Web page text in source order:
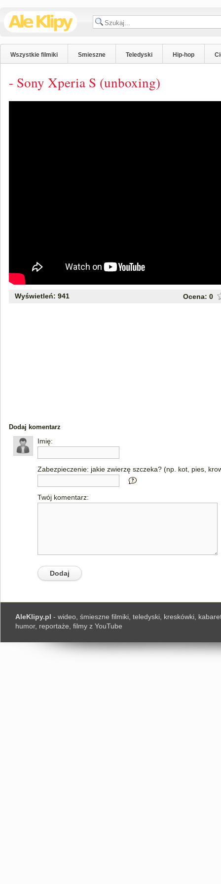
Wszystkie filmiki Smieszne Teledyski Hip-hop
- Sony Xperia S (unboxing)
Wyświetleń: 941 Ocena: 0
Dodaj komentarz
Imię:
Zabezpieczenie: jakie zwierzę szczeka? (np. kot, pies,
Twój komentarz:
AleKlipy.pl - wideo, śmieszne filmiki, teledyski, kreskówki,
humor, reportaże, filmy z YouTube